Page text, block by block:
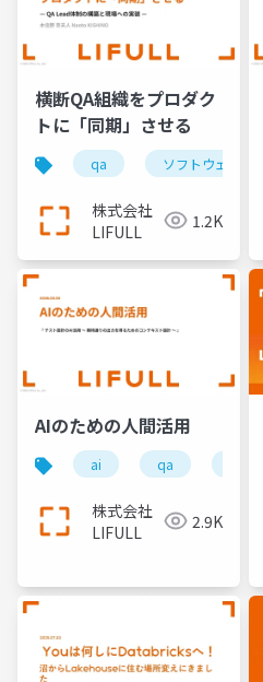
横断QA組織をプロダク
トに「同期」させる
qa ソフトウェアテ
株式会社
LIFULL
1.2K
AIのための人間活用
ai qa ソ
株式会社
LIFULL
2.9K